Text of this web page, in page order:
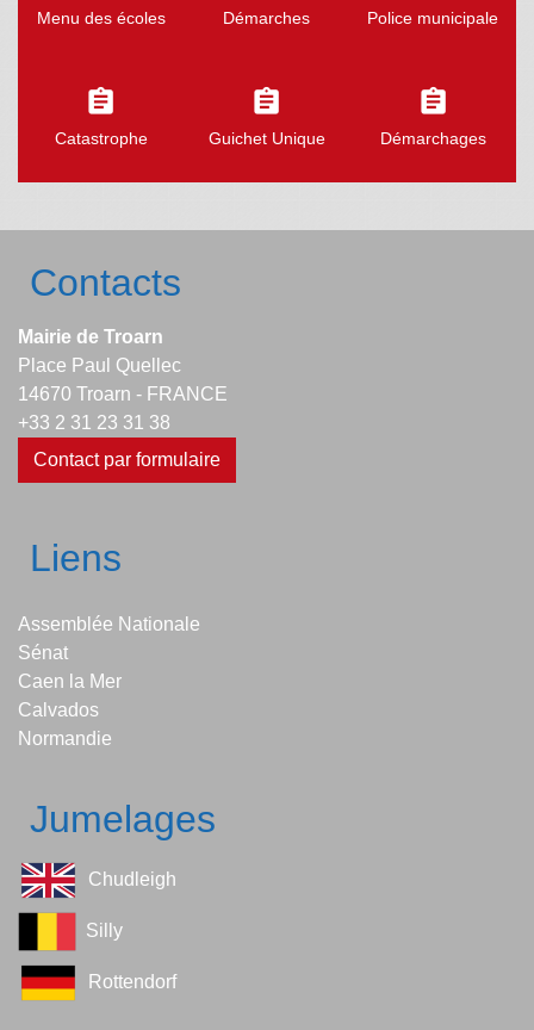
Menu des écoles Démarches Police municipale
assignment
Catastrophe
assignment
Guichet Unique
assignment
Démarchages
Contacts
Mairie de Troarn
Place Paul Quellec
14670 Troarn - FRANCE
+33 2 31 23 31 38
Contact par formulaire
Liens
Assemblée Nationale
Sénat
Caen la Mer
Calvados
Normandie
Jumelages
Chudleigh
Silly
Rottendorf